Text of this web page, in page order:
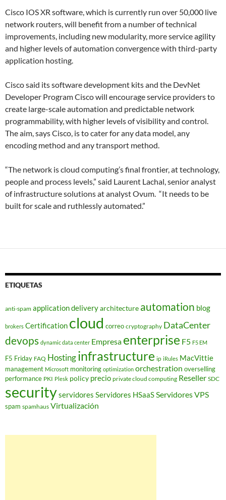
Cisco IOS XR software, which is currently run over 50,000 live
network routers, will benefit from a number of technical
improvements, including new modularity, more service agility
and higher levels of automation convergence with third-party
application hosting.
Cisco said its software development kits and the DevNet
Developer Program Cisco will encourage service providers to
create large-scale automation and predictable network
programmability, with higher levels of visibility and control.
The aim, says Cisco, is to cater for any data model, any
encoding method and any transport method.
“The network is cloud computing’s final frontier, at technology,
people and process levels,” said Laurent Lachal, senior analyst
of infrastructure solutions at analyst Ovum. “It needs to be
built for scale and ruthlessly automated.”
ETIQUETAS
anti-spam application deliveryarchitecture automation blog
brokers Certification cloud correo cryptography DataCenter
devops dynamic data center Empresa enterprise F5 F5 EM
F5 Friday FAQ Hostinginfrastructure ip iRules MacVittie
management Microsoft monitoring optimization orchestration overselling
performance PKI Plesk policy precio private cloud computing Reseller SDC
securityservidores Servidores HSaaSServidores VPS
spam spamhaus Virtualización